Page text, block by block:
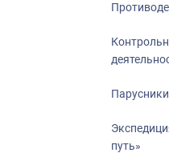
путь»